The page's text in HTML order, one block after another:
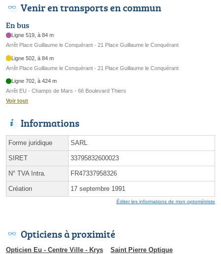
Venir en transports en commun
En bus
Ligne 519, à 84 m
Arrêt Place Guillaume le Conquérant - 21 Place Guillaume le Conquérant
Ligne 502, à 84 m
Arrêt Place Guillaume le Conquérant - 21 Place Guillaume le Conquérant
Ligne 702, à 424 m
Arrêt EU - Champs de Mars - 66 Boulevard Thiers
Voir tout
Informations
Forme juridique SARL
SIRET 33795832600023
N° TVA Intra. FR47337958326
Création 17 septembre 1991
Éditer les informations de mon optométriste
Opticiens à proximité
Opticien Eu - Centre Ville - Krys
Saint Pierre Optique